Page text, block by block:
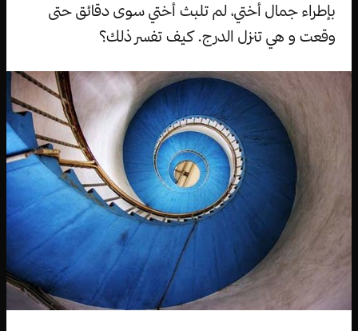
بإطراء جمال أختي، لم تلبث أختي سوى دقائق حتى
وقعت و هي تنزل الدرج. كيف تفسر ذلك؟